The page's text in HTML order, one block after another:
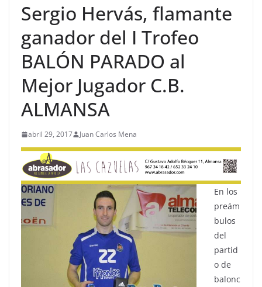
Sergio Hervás, flamante
ganador del I Trofeo
BALÓN PARADO al
Mejor Jugador C.B.
ALMANSA
abril 29, 2017 Juan Carlos Mena
En los
preám
bulos
del
partid
o de
balonc